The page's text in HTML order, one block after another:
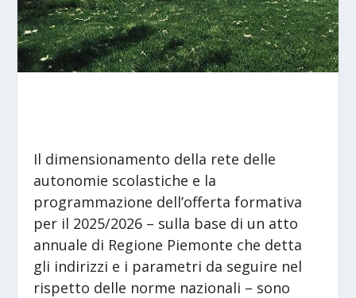
Il dimensionamento della rete delle
autonomie scolastiche e la
programmazione dell’offerta formativa
per il 2025/2026 – sulla base di un atto
annuale di Regione Piemonte che detta
gli indirizzi e i parametri da seguire nel
rispetto delle norme nazionali – sono